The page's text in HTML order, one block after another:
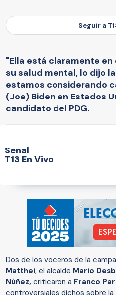
Seguir a
"Ella está claramente
su salud mental, lo dijo
estamos considerando
(Joe) Biden en Estados
candidato del PDG.
Señal
T13 En Vivo
Dos de los voceros de la
Matthei, el alcalde Mario
Núñez, criticaron a Franco
controversiales dichos sobre